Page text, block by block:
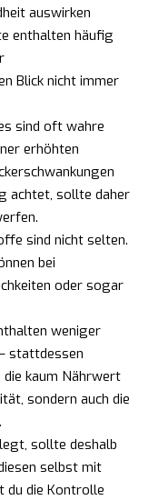
auswirken
enthalten häufig
Blick nicht immer
sind oft wahre
erhöhten
achtet, sollte daher
sind nicht selten.
bei
oder sogar
weniger
stattdessen
kaum Nährwert
sondern auch die
sollte deshalb
selbst mit
du die Kontrolle